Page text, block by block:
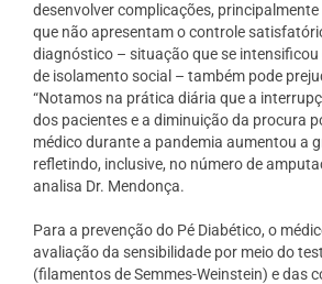
desenvolver complicações,
que não apresentam o controle
diagnóstico – situação que se
de isolamento social – também pode
“Notamos na prática diária que a
dos pacientes e a diminuição da procura
médico durante a pandemia aumentou a
refletindo, inclusive, no número de
analisa Dr. Mendonça.
Para a prevenção do Pé Diabético, o
avaliação da sensibilidade por meio do
(filamentos de Semmes-Weinstein) e das